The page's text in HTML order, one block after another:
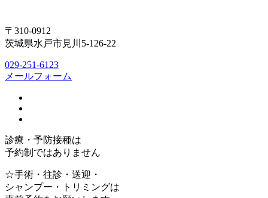
〒310-0912
茨城県水戸市見川5-126-22
029-251-6123
メールフォーム
診療・予防接種は
予約制ではありません
☆手術・往診・送迎・
シャンプー・トリミングは